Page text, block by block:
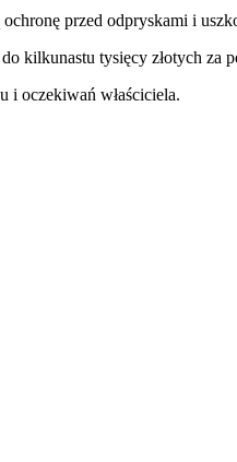
przed odpryskami i
kilkunastu tysięcy złotych za
i oczekiwań właściciela.